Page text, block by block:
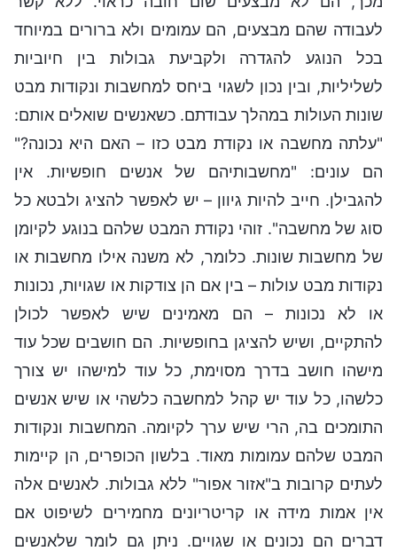
לעבודה שהם מבצעים, הם עמומים ולא ברורים במיוחד
בכל הנוגע להגדרה ולקביעת גבולות בין חיוביות
לשליליות, ובין נכון לשגוי ביחס למחשבות ונקודות מבט
שונות העולות במהלך עבודתם. כשאנשים שואלים אותם:
"עלתה מחשבה או נקודת מבט כזו – האם היא נכונה?"
הם עונים: "מחשבותיהם של אנשים חופשיות. אין
להגבילן. חייב להיות גיוון – יש לאפשר להציג ולבטא כל
סוג של מחשבה". זוהי נקודת המבט שלהם בנוגע לקיומן
של מחשבות שונות. כלומר, לא משנה אילו מחשבות או
נקודות מבט עולות – בין אם הן צודקות או שגויות, נכונות
או לא נכונות – הם מאמינים שיש לאפשר לכולן
להתקיים, ושיש להציגן בחופשיות. הם חושבים שכל עוד
מישהו חושב בדרך מסוימת, כל עוד למישהו יש צורך
כלשהו, כל עוד יש קהל למחשבה כלשהי או שיש אנשים
התומכים בה, הרי שיש ערך לקיומה. המחשבות ונקודות
המבט שלהם עמומות מאוד. בלשון הכופרים, הן קיימות
לעתים קרובות ב"אזור אפור" ללא גבולות. לאנשים אלה
אין אמות מידה או קריטריונים מחמירים לשיפוט אם
דברים הם נכונים או שגויים. ניתן גם לומר שלאנשים